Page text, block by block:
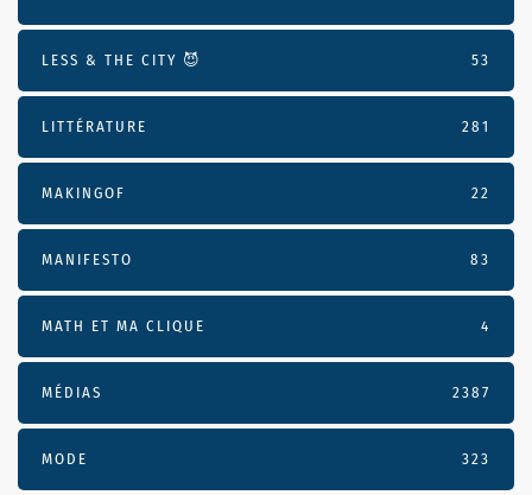
LESS & THE CITY 😈 53
LITTÉRATURE 281
MAKINGOF 22
MANIFESTO 83
MATH ET MA CLIQUE 4
MÉDIAS 2387
MODE 323